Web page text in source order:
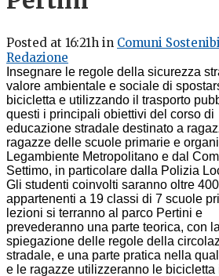
Posted at 16:21h in Comuni
Redazione
Insegnare le regole della sicurezza
valore ambientale e sociale di
bicicletta e utilizzando il trasporto
questi i principali obiettivi del corso di
educazione stradale destinato a
ragazze delle scuole primarie e
Legambiente Metropolitano e dal
Settimo, in particolare dalla Polizia
Gli studenti coinvolti saranno oltre
appartenenti a 19 classi di 7 scuole
lezioni si terranno al parco Pertini e
prevederanno una parte teorica, con la
spiegazione delle regole della
stradale, e una parte pratica nella
e le ragazze utilizzeranno le bicicletta